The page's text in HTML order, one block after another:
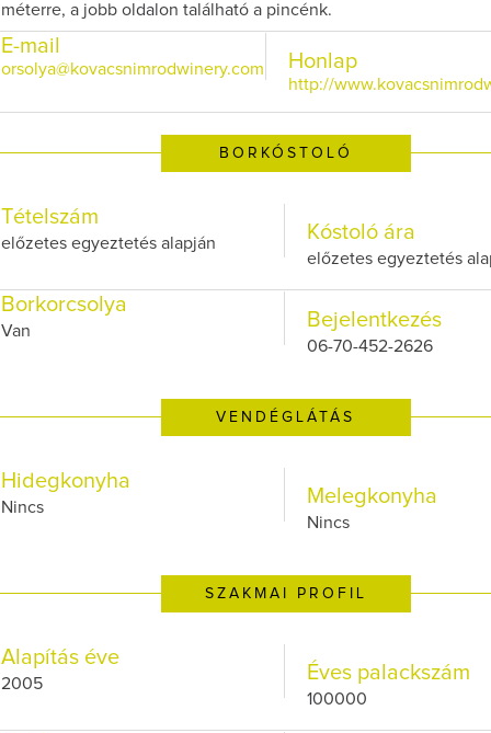
méterre, a jobb oldalon található a pincénk.
E-mail
orsolya@kovacsnimrodwinery.com Honlap
http://
BORKÓSTOLÓ
Tételszám
előzetes egyeztetés alapján Kóstoló ára
előzetes egyeztetés
Borkorcsolya
Van Bejelentkezés
06-70-452-2626
VENDÉGLÁTÁS
Hidegkonyha
Nincs Melegkonyha
Nincs
SZAKMAI PROFIL
Alapítás éve
2005 Éves palackszám
100000